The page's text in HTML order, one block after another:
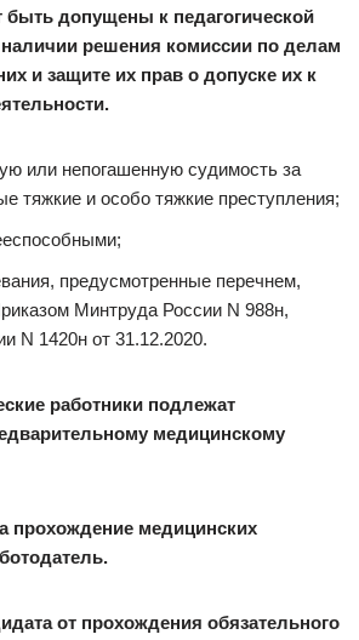
быть допущены к педагогической
решения комиссии по делам
и защите их прав о допуске их к
или непогашенную судимость за
тяжкие и особо тяжкие преступления;
предусмотренные перечнем,
Минтруда России N 988н,
N 1420н от 31.12.2020.
работники подлежат
медицинскому
прохождение медицинских
от прохождения обязательного